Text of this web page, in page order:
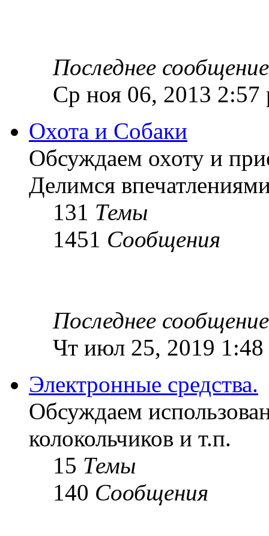
Последнее сообщение
Ср ноя 06, 2013 2:57
Охота и Собаки
Обсуждаем охоту и
Делимся
131 Темы
1451 Сообщения
Последнее сообщение
Чт июл 25, 2019 1:48
Электронные средства.
Обсуждаем
колокольчиков и т.п.
15 Темы
140 Сообщения